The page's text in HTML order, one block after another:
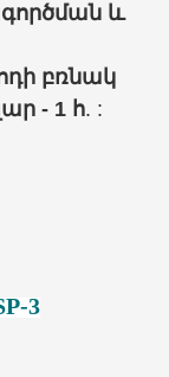
և
բռնակ
- 1 հ. :
3